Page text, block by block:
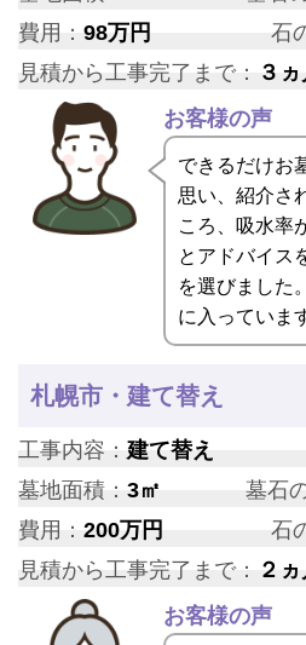
費用： 98万円 石
見積から工事完了まで： ３
お客様の声
できるだけお
思い、紹介さ
ころ、吸水率
とアドバイス
を選びました
に入っていま
札幌市・建て替え
工事内容： 建て替え
墓地面積： 3㎡ 墓石
費用： 200万円 石
見積から工事完了まで： ２
お客様の声